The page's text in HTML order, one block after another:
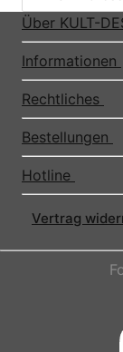
Über KULT-
Informationen
Rechtliches
Bestellungen
Hotline
Vertrag